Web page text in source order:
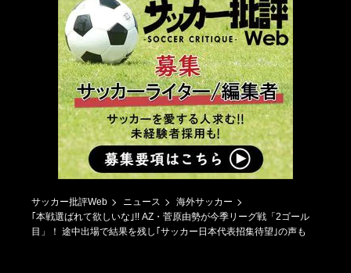
サッカー批評Web ニュース
海外サッカー
｢本戦選ばれて欲しいな｣!! AZ・菅原由勢が今季リーグ戦「2ゴール
目」！ 途中出場で結果を残し｢サッカー日本代表招集待望｣の声も